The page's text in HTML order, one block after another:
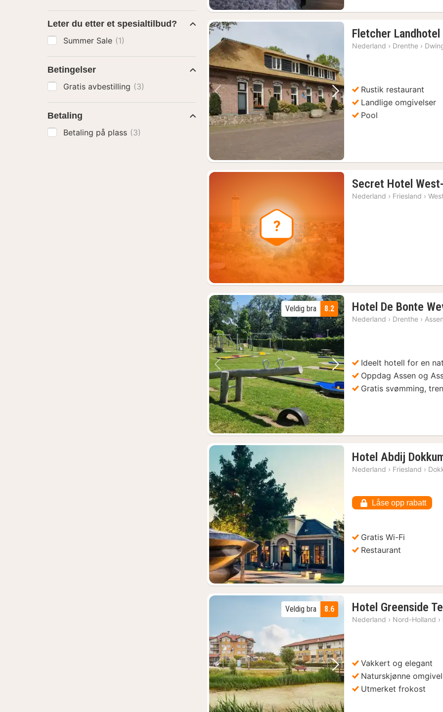
Forrige bilde Neste bilde
Fletcher Landhotel
Nederland › Drenthe ›
Rustik restaurant
Landlige omgivelser
Pool
Secret Hotel
Nederland › Friesland ›
Forrige bilde Neste bilde
8.2
Veldig bra Hotel De Bonte
Nederland › Drenthe › Assen
Ideelt hotell for en
Oppdag Assen og
Gratis svømming,
Forrige bilde Neste bilde
Hotel Abdij
Nederland › Friesland ›
Låse opp rabatt
Gratis Wi-Fi
Restaurant
Forrige bilde Neste bilde
8.6
Veldig bra Hotel Greenside
Nederland › Nord-Holland ›
Vakkert og elegant
Naturskjønne
Utmerket frokost
Leter du etter et spesialtilbud?
Summer Sale (1)
Betingelser
Gratis avbestilling (3)
Betaling
Betaling på plass (3)